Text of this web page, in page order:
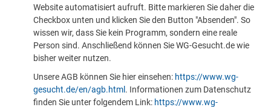
Website automatisiert aufruft. Bitte markieren Sie daher die
Checkbox unten und klicken Sie den Button "Absenden". So
wissen wir, dass Sie kein Programm, sondern eine reale
Person sind. Anschließend können Sie WG-Gesucht.de wie
bisher weiter nutzen.
Unsere AGB können Sie hier einsehen: https://www.wg-
gesucht.de/en/agb.html . Informationen zum Datenschutz
finden Sie unter folgendem Link: https://www.wg-